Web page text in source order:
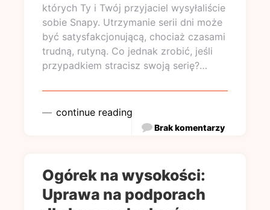
których Ty i Twój przyjaciel wysyłaliście
sobie Snapy. Utrzymanie serii dni może
być satysfakcjonującą, chociaż czasami
trudną, rutyną. Co jednak zrobić, jeśli
przypadkiem stracisz swoją serię?…
continue reading
Brak komentarzy
Ogórek na wysokości:
Uprawa na podporach